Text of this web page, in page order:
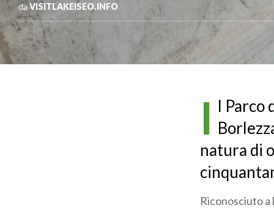
daVISITLAKEISEO.INFO
I l Parco
natura di
Riconosciuto